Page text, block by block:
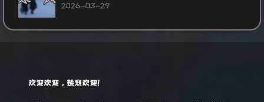
2026-03-29
欢迎欢迎，热烈欢迎！